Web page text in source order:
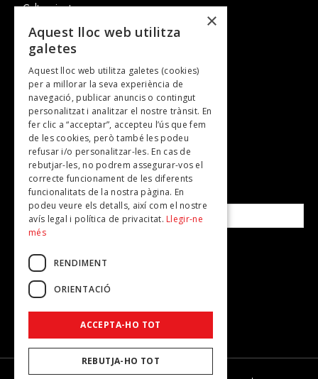
Cultura i art
Entrevistes
Gastronomia
TV
Plans per fer
Revistes
SUBSCRIU-TE A LA NOSTRA NEWSLETTER!
Correu electrònic*
Accepto la
×
Aquest lloc web utilitza
galetes
Aquest lloc web utilitza galetes (cookies)
per a millorar la seva experiència de
navegació, publicar anuncis o contingut
personalitzat i analitzar el nostre trànsit. En
fer clic a “acceptar”, accepteu l’ús que fem
de les cookies, però també les podeu
refusar i/o personalitzar-les. En cas de
rebutjar-les, no podrem assegurar-vos el
correcte funcionament de les diferents
funcionalitats de la nostra pàgina. En
podeu veure els detalls, així com el nostre
avís legal i política de privacitat. Llegir-ne
més
RENDIMENT
ORIENTACIÓ
ACCEPTA-HO TOT
REBUTJA-HO TOT